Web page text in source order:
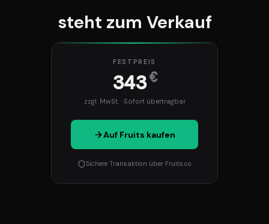
steht zum Verkauf
FESTPREIS
343€
zzgl. MwSt. · Sofort übertragbar
Auf Fruits kaufen
Sichere Transaktion über Fruits.co